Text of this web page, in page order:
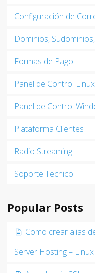
Configuración de
Dominios,
Formas de Pago
Panel de Control Linux
Panel de Control
Plataforma Clientes
Radio Streaming
Soporte Tecnico
Popular Posts
Como crear alias
Server Hosting – Linux